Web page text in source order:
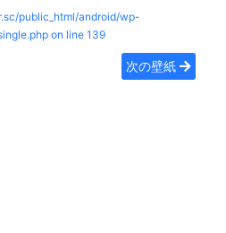
public_html/android/wp-
on line 139
次の壁紙